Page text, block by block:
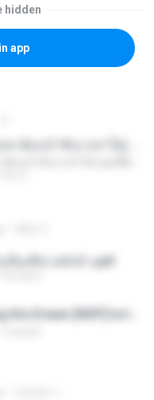
hidden
app
ลี้ยงพี่ชายทั้งห้า.pdf